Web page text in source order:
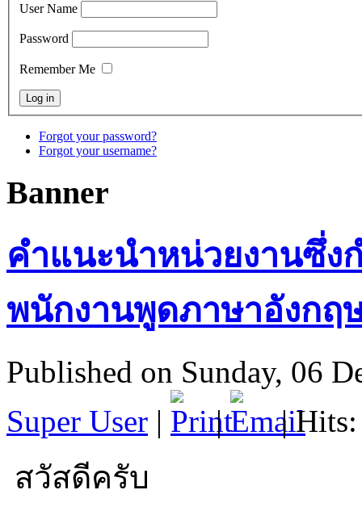
User Name
Password
Remember Me
Forgot your password?
Forgot your username?
Banner
คำแนะนำหน่วยงานซึ่ง
พนักงานพูดภาษาอังกฤ
Published on Sunday, 06
Super User | |
| Hits:
สวัสดีครับ